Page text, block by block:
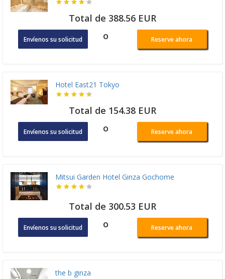
Total de 388.56 EUR
Envíenos su solicitud o Reserve ahora
Hotel East21 Tokyo
Total de 154.38 EUR
Envíenos su solicitud o Reserve ahora
Mitsui Garden Hotel Ginza Gochome
Total de 300.53 EUR
Envíenos su solicitud o Reserve ahora
the b ginza